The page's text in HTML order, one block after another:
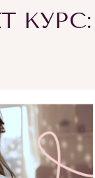
КУРС: